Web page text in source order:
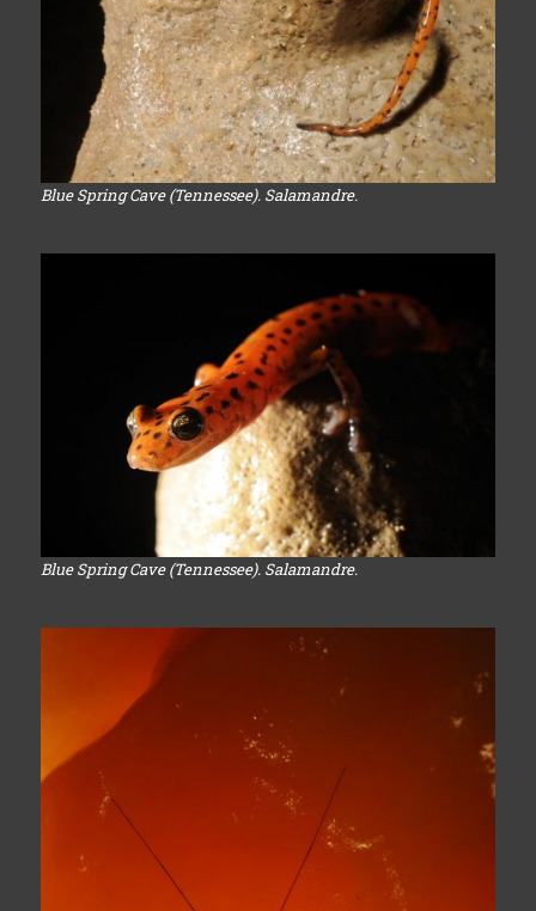
Blue Spring Cave (Tennessee). Salamandre.
Blue Spring Cave (Tennessee). Salamandre.